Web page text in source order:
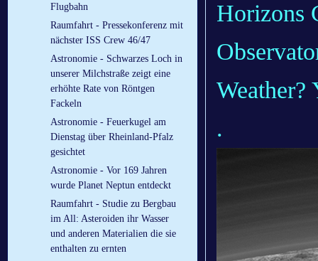
Flugbahn
Raumfahrt - Pressekonferenz mit
nächster ISS Crew 46/47
Astronomie - Schwarzes Loch in
unserer Milchstraße zeigt eine
erhöhte Rate von Röntgen
Fackeln
Astronomie - Feuerkugel am
Dienstag über Rheinland-Pfalz
gesichtet
Astronomie - Vor 169 Jahren
wurde Planet Neptun entdeckt
Raumfahrt - Studie zu Bergbau
im All: Asteroiden ihr Wasser
und anderen Materialien die sie
enthalten zu ernten
Horizons
Weather?
.